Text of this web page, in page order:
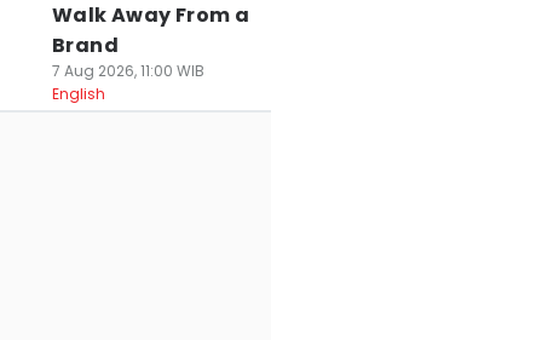
Walk Away From a
Brand
7 Aug 2026, 11:00 WIB
English